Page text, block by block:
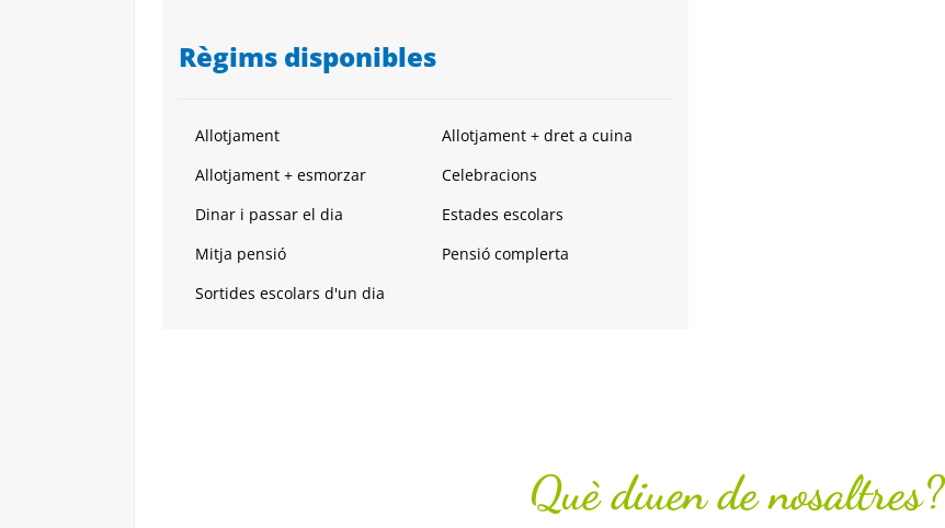
Règims disponibles
Allotjament
Allotjament + dret a cuina
Allotjament + esmorzar
Celebracions
Dinar i passar el dia
Estades escolars
Mitja pensió
Pensió complerta
Sortides escolars d'un dia
Què diuen de nosaltres?